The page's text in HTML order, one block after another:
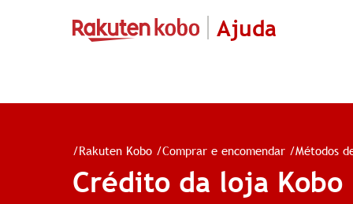
Ajuda
/Rakuten Kobo /Comprar e encomendar /Métodos
Crédito da loja Kobo